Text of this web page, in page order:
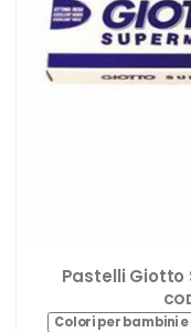
Pastelli Giotto
Colori per bambini